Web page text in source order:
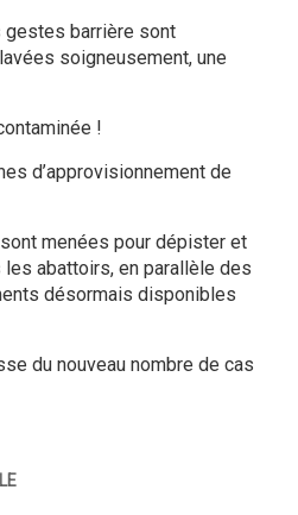
gestes barrière sont
soigneusement, une
!
d’approvisionnement de
menées pour dépister et
abattoirs, en parallèle des
désormais disponibles
du nouveau nombre de cas